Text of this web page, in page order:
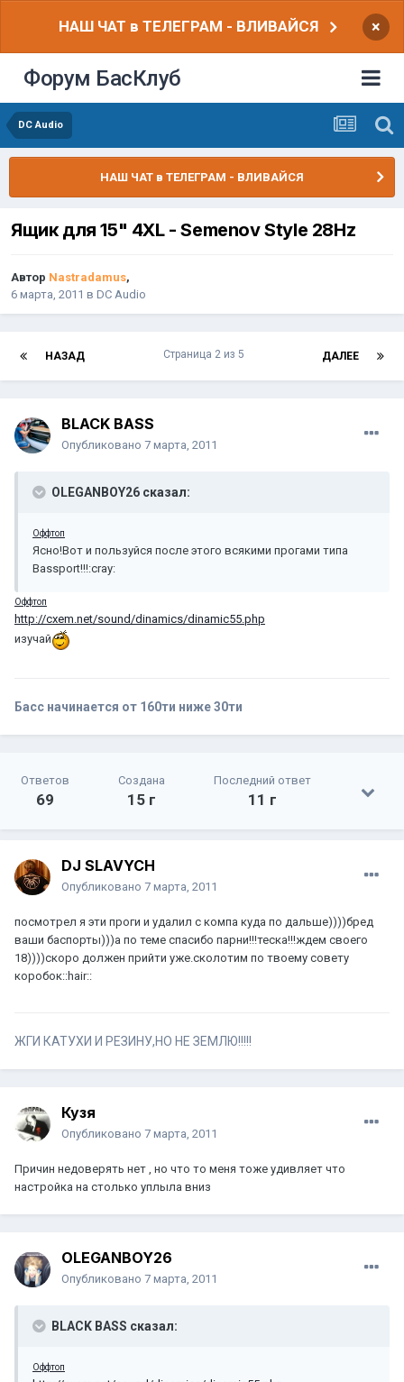
НАШ ЧАТ в ТЕЛЕГРАМ - ВЛИВАЙСЯ ×
Форум БасКлуб
DC Audio
НАШ ЧАТ в ТЕЛЕГРАМ - ВЛИВАЙСЯ
Ящик для 15" 4XL - Semenov Style 28Hz
Автор Nastradamus,
6 марта, 2011 в DC Audio
НАЗАД ДАЛЕЕ
Страница 2 из 5
BLACK BASS
Опубликовано 7 марта, 2011
OLEGANBOY26 сказал:
Оффтоп
Ясно!Вот и пользуйся после этого всякими прогами типа
Bassport!!!:cray:
Оффтоп
http://cxem.net/sound/dinamics/dinamic55.php
изучай
Басс начинается от 160ти ниже 30ти
Ответов
69
Создана
15 г
Последний ответ
11 г
DJ SLAVYCH
Опубликовано 7 марта, 2011
посмотрел я эти проги и удалил с компа куда по дальше))))бред
ваши баспорты)))а по теме спасибо парни!!!теска!!!ждем своего
18))))скоро должен прийти уже.сколотим по твоему совету
коробок::hair::
ЖГИ КАТУХИ И РЕЗИНУ,НО НЕ ЗЕМЛЮ!!!!!
Кузя
Опубликовано 7 марта, 2011
Причин недоверять нет , но что то меня тоже удивляет что
настройка на столько уплыла вниз
OLEGANBOY26
Опубликовано 7 марта, 2011
BLACK BASS сказал:
Оффтоп